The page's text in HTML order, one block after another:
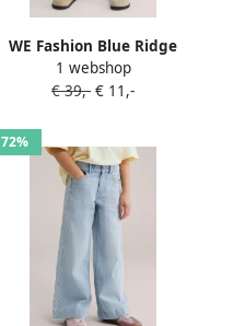
WE Fashion Blue Ridge
high waist loose fit jeans
baggy jeans light blue
1 webshop
€ 39,- € 11,-
72%